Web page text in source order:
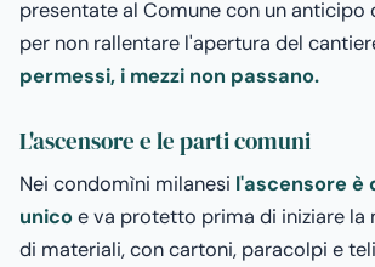
presentate al Comune con un anticipo
per non rallentare l'apertura del
permessi, i mezzi non passano.
L'ascensore e le parti comuni
Nei condomìni milanesi l'ascensore è
unicoe va protetto prima di iniziare la
di materiali, con cartoni, paracolpi e